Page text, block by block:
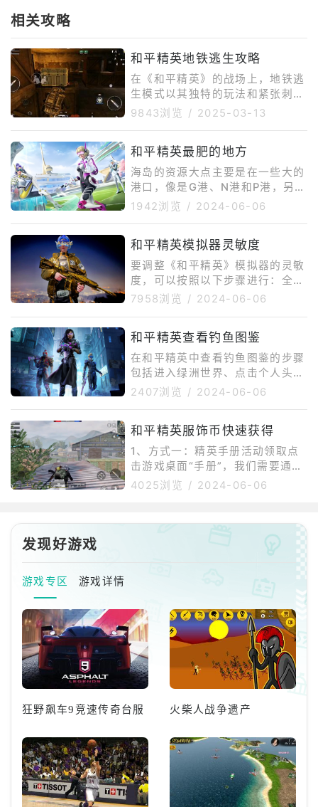
相关攻略
和平精英地铁逃生攻略
在《和平精英》的战场上，地铁逃
生模式以其独特的玩法和紧张刺激
的氛围，吸引了无数玩家的目光。
人的攻击，并在限定时间内找到逃
出生天的出口。这个模式不仅考验
玩家的枪法，更考验策略、团队协
作以及对地图的熟悉程度。1.地铁
站内部：地铁站是资源最丰富的区
域之一，但也是最危险的地方。学
会利用地铁站内的各种设施，如楼
梯、扶梯和站台，进行快速转移和
躲避。记
9843浏览 / 2025-03-13
和平精英最肥的地方
海岛的资源大点主要是在一些大的
港口，像是G港、N港和P港，另外
天降奇兵版本更新后还会随机刷新
大城镇中，像是圣马丁、伊波城和
狮城，另外还有一些地方小但是资
源丰富的地方，像是别墅区和皮卡
多。
1942浏览 / 2024-06-06
和平精英模拟器灵敏度
要调整《和平精英》模拟器的灵敏
度，可以按照以下步骤进行：全局
灵敏度：系统推荐选择中级灵敏
度：指的是开镜后的灵敏度。灵敏
度越大，镜头移动速度越快；灵敏
度越小，镜头越稳定。具体设置建
议如下：第三人称人物、载具状态
自由镜头（小眼睛）：105%。跳
5%。第一人称人物自由镜头（小
眼睛）：90%24。镜头灵敏度：
推荐设置
7958浏览 / 2024-06-06
和平精英查看钓鱼图鉴
在和平精英中查看钓鱼图鉴的步骤
包括进入绿洲世界、点击个人头
像、进入个人信息、点击图鉴。要
里，玩家可以通过点击左上角的头
像进入个人信息页面。在个人信息
页面中，有一个选项是“图鉴”，点
击这个选项就可以直接打开钓鱼图
鉴。在图鉴中，玩家可以看到自己
类会显示为空白。此外，玩家还可
以在图鉴上方看到当前的钓鱼等
2407浏览 / 2024-06-06
和平精英服饰币快速获得
1、方式一：精英手册活动领取点
击游戏桌面“手册”，我们需要通过
游戏获得积分，提高SS1精英手
领好礼签到领服饰币是最简单的，
每天登录打开游戏就能获得一次奖
励，每天登录的奖励不同，在第二
天和第六天都能获得服饰币。3、
方式三：限时活动领取服饰币点击
“活动”——“限时活动”——迎新福
利，送永久套装。4、其中最简单
的是登录获取，累积登录7天活
动，
4025浏览 / 2024-06-06
发现好游戏
游戏专区 游戏详情
狂野飙车9竞速传奇台服 火柴人战争遗产